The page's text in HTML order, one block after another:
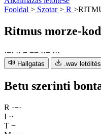
Fooldal > Szotar> R >
Ritmus morze-
·−· ·· − −− ··− ···
Hallgatas .wav
Betu szerinti
R ·−·
I ··
T −